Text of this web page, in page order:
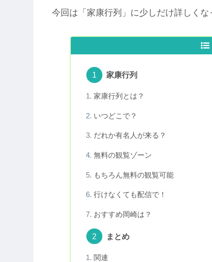
今回は「家康行列」に少しだけ詳しくな
家康行列
家康行列とは？
いつどこで？
だれか有名人が来る？
無料の観覧ゾーン
もちろん無料の観覧可能
行けなくても配信で！
おすすめ岡崎は？
まとめ
関連